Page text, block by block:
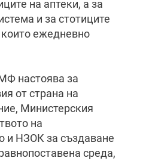
на аптеки, а за
и за стотиците
ежедневно
настоява за
от страна на
Министерския
на
и НЗОК за създаване
среда,